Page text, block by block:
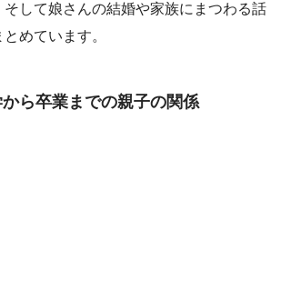
そして娘さんの結婚や家族にまつわる話
めています。
ら卒業までの親子の関係